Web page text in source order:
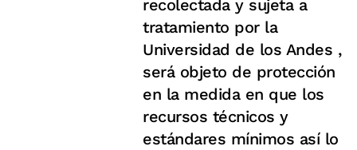
recolectada y sujeta a
tratamiento por la
Universidad de los Andes ,
será objeto de protección
en la medida en que los
recursos técnicos y
estándares mínimos así lo